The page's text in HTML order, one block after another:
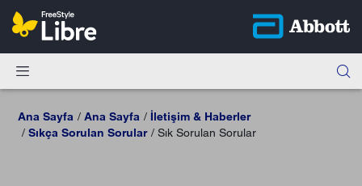
Ana Sayfa Ana Sayfa
İletişim & Haberler
Sıkça Sorulan Sorular
Sık Sorulan Sorular